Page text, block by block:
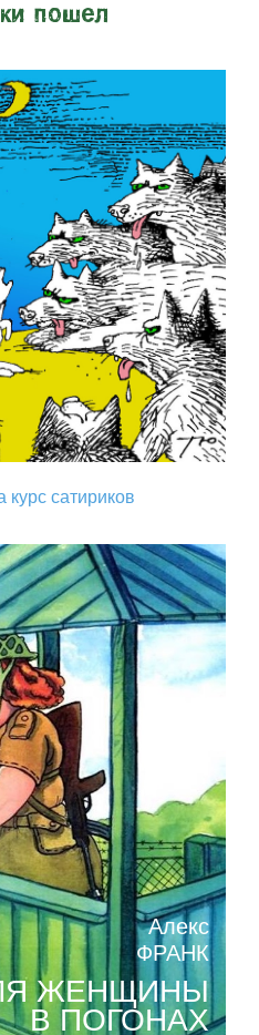
пошел
курс сатириков
Алекс
ФРАНК
ЖЕНЩИНЫ
В ПОГОНАХ